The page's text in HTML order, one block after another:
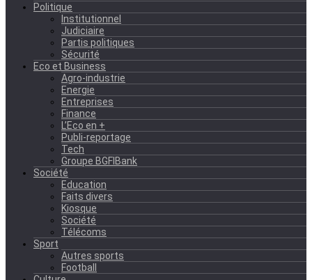
Politique
Institutionnel
Judiciaire
Partis politiques
Sécurité
Eco et Business
Agro-industrie
Energie
Entreprises
Finance
L’Eco en +
Publi-reportage
Tech
Groupe BGFIBank
Société
Education
Faits divers
Kiosque
Société
Télécoms
Sport
Autres sports
Football